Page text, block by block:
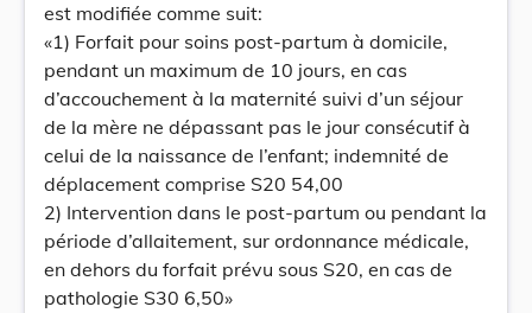
est modifiée comme suit:
«1) Forfait pour soins post-partum à domicile,
pendant un maximum de 10 jours, en cas
d’accouchement à la maternité suivi d’un séjour
de la mère ne dépassant pas le jour consécutif à
celui de la naissance de l’enfant; indemnité de
déplacement comprise S20 54,00
2) Intervention dans le post-partum ou pendant la
période d’allaitement, sur ordonnance médicale,
en dehors du forfait prévu sous S20, en cas de
pathologie S30 6,50»